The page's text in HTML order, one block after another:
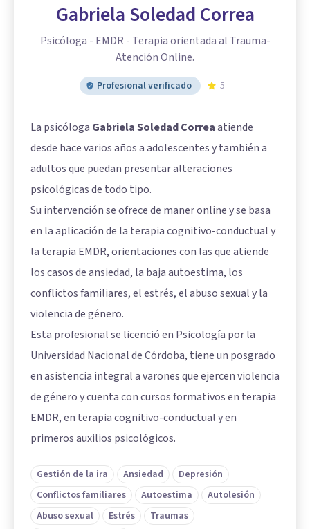
Gabriela Soledad Correa
Psicóloga - EMDR - Terapia orientada al Trauma-
Atención Online.
Profesional verificado 5
La psicóloga Gabriela Soledad Correaatiende
desde hace varios años a adolescentes y también a
adultos que puedan presentar alteraciones
psicológicas de todo tipo.
Su intervención se ofrece de maner online y se basa
en la aplicación de la terapia cognitivo-conductual y
la terapia EMDR, orientaciones con las que atiende
los casos de ansiedad, la baja autoestima, los
conflictos familiares, el estrés, el abuso sexual y la
violencia de género.
Esta profesional se licenció en Psicología por la
Universidad Nacional de Córdoba, tiene un posgrado
en asistencia integral a varones que ejercen violencia
de género y cuenta con cursos formativos en terapia
EMDR, en terapia cognitivo-conductual y en
primeros auxilios psicológicos.
Gestión de la ira Ansiedad
Depresión
Conflictos familiares
Autoestima
Autolesión
Abuso sexual
Estrés
Traumas